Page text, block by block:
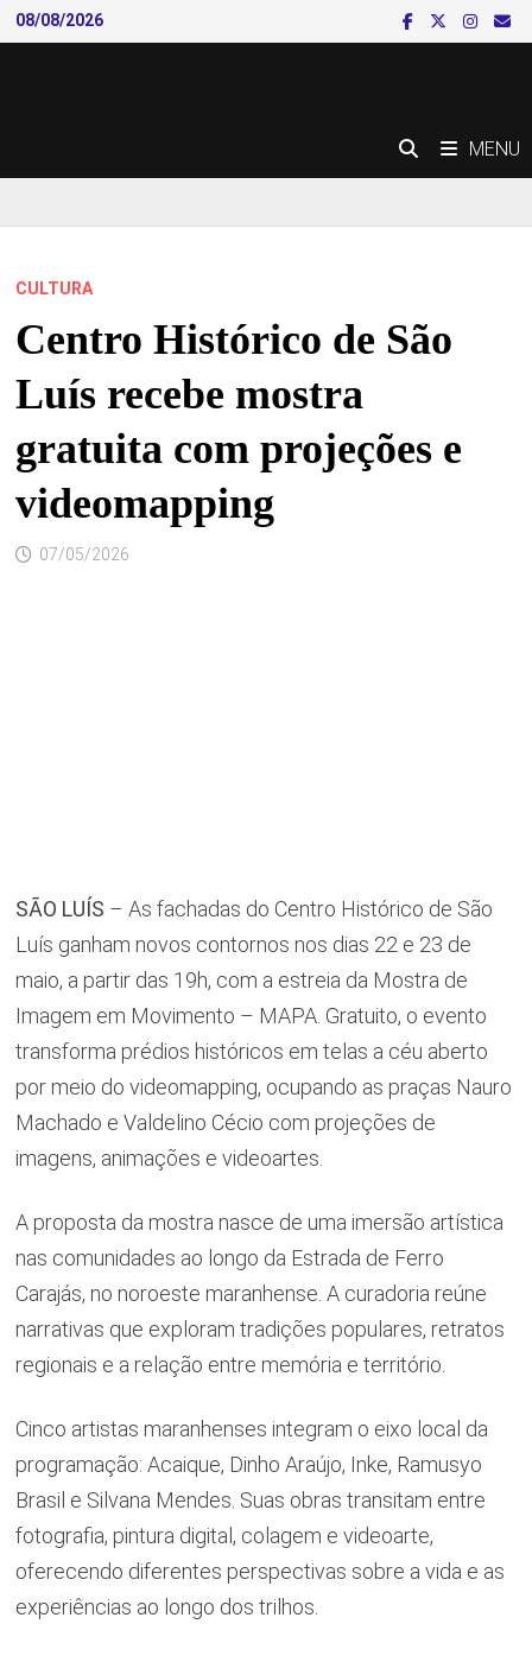
Skip
to
08/08/2026
MENU
CULTURA
Centro Histórico de São
Luís recebe mostra
gratuita com projeções e
videomapping
07/05/2026
SÃO LUÍS – As fachadas do Centro Histórico de São
Luís ganham novos contornos nos dias 22 e 23 de
maio, a partir das 19h, com a estreia da Mostra de
Imagem em Movimento – MAPA. Gratuito, o evento
transforma prédios históricos em telas a céu aberto
por meio do videomapping, ocupando as praças Nauro
Machado e Valdelino Cécio com projeções de
imagens, animações e videoartes.
A proposta da mostra nasce de uma imersão artística
nas comunidades ao longo da Estrada de Ferro
Carajás, no noroeste maranhense. A curadoria reúne
narrativas que exploram tradições populares, retratos
regionais e a relação entre memória e território.
Cinco artistas maranhenses integram o eixo local da
programação: Acaique, Dinho Araújo, Inke, Ramusyo
Brasil e Silvana Mendes. Suas obras transitam entre
fotografia, pintura digital, colagem e videoarte,
oferecendo diferentes perspectivas sobre a vida e as
experiências ao longo dos trilhos.